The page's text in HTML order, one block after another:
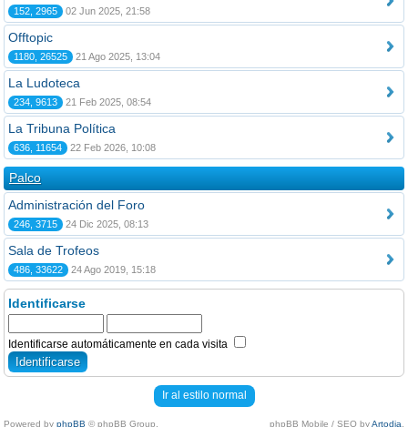
152, 2965 02 Jun 2025, 21:58
Offtopic
1180, 26525 21 Ago 2025, 13:04
La Ludoteca
234, 9613 21 Feb 2025, 08:54
La Tribuna Política
636, 11654 22 Feb 2026, 10:08
Palco
Administración del Foro
246, 3715 24 Dic 2025, 08:13
Sala de Trofeos
486, 33622 24 Ago 2019, 15:18
Identificarse
Identificarse automáticamente en cada visita
Ir al estilo normal
Powered by phpBB © phpBB Group. phpBB Mobile / SEO byArtodia